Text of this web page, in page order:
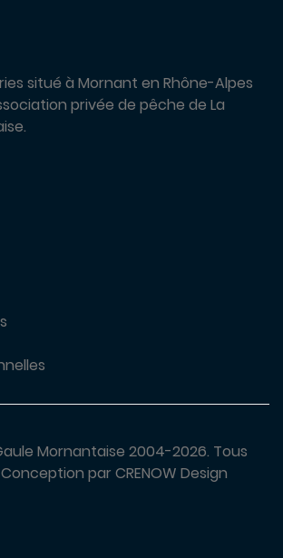
situé à Mornant en Rhône-Alpes
privée de pêche de La
Mornantaise 2004-2026. Tous
Conception par CRENOW Design